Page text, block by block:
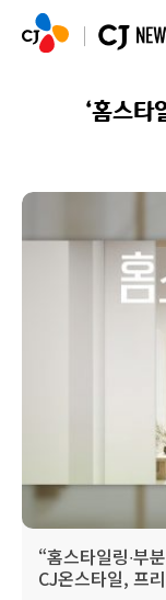
‘홈스타
“홈스타일링∙부
CJ온스타일, 프